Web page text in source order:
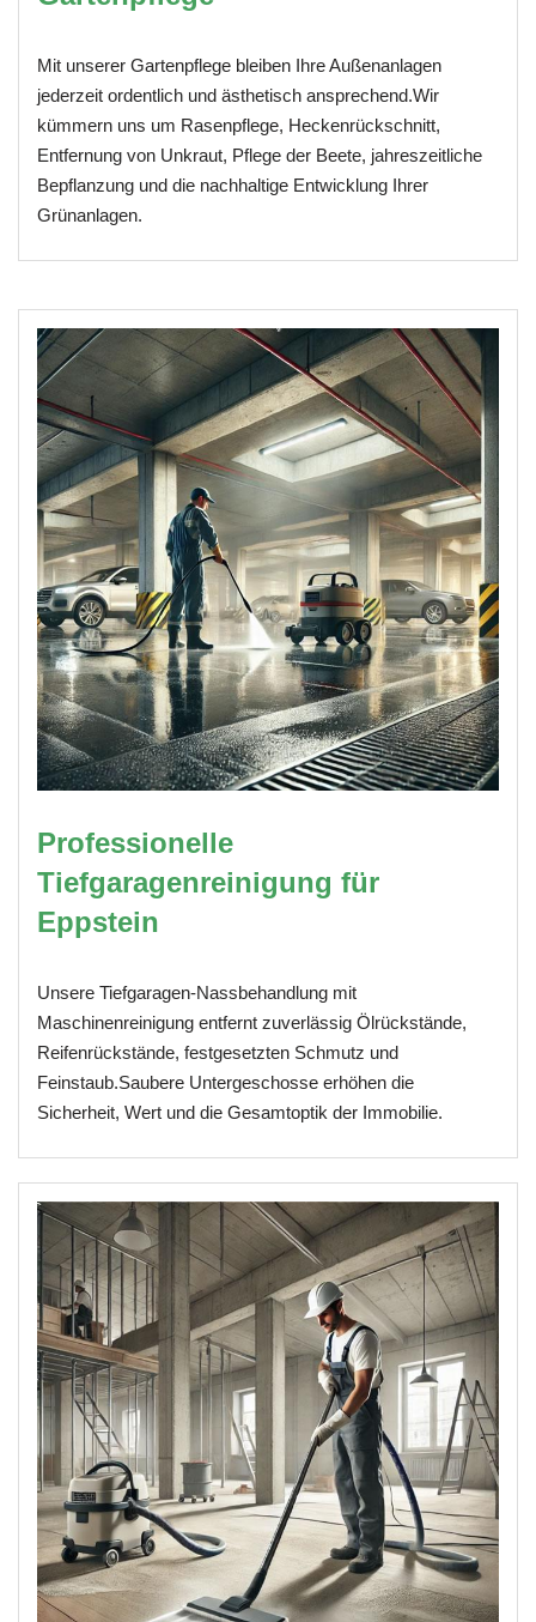
Mit unserer Gartenpflege bleiben Ihre Außenanlagen
jederzeit ordentlich und ästhetisch ansprechend.Wir
kümmern uns um Rasenpflege, Heckenrückschnitt,
Entfernung von Unkraut, Pflege der Beete, jahreszeitliche
Bepflanzung und die nachhaltige Entwicklung Ihrer
Grünanlagen.
Professionelle
Tiefgaragenreinigung für
Eppstein
Unsere Tiefgaragen-Nassbehandlung mit
Maschinenreinigung entfernt zuverlässig Ölrückstände,
Reifenrückstände, festgesetzten Schmutz und
Feinstaub.Saubere Untergeschosse erhöhen die
Sicherheit, Wert und die Gesamtoptik der Immobilie.